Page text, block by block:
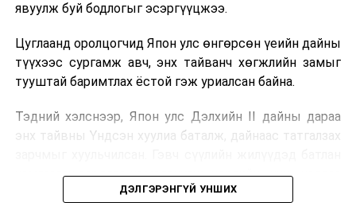
явуулж буй бодлогыг эсэргүүцжээ.
Цуглаанд оролцогчид Япон улс өнгөрсөн үеийн дайны
түүхээс сургамж авч, энх тайванч хөгжлийн замыг
тууштай баримтлах ёстой гэж уриалсан байна.
Тэдний хэлснээр, Япон улс Дэлхийн II дайны дараа
энх тайвны Үндсэн хуулиа баталж, дайнаас татгалзах
хамгаалах зардлаа нэмэгдүүлж, цэргийн хүчин чадлаа
бэхжүүлэхийн зэрэгцээ Үндсэн хуульд өөрчлөлт
ДЭЛГЭРЭНГҮЙ УНШИХ